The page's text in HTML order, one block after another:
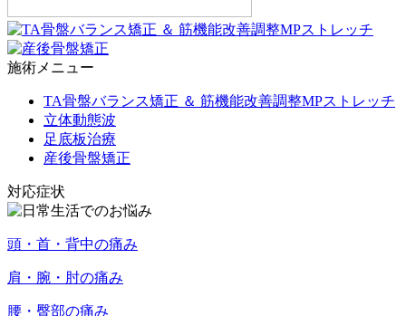
施術メニュー
TA骨盤バランス矯正 ＆ 筋機能改善調整MPストレッチ
立体動態波
足底板治療
産後骨盤矯正
対応症状
頭・首・背中の痛み
肩・腕・肘の痛み
腰・臀部の痛み